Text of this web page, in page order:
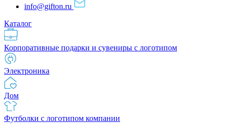
info@gifton.ru
Каталог
Корпоративные подарки и сувениры с логотипом
Электроника
Дом
Футболки с логотипом компании